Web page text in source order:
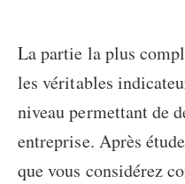
La partie la plus
les véritables
niveau permettant de
entreprise. Après
que vous considérez